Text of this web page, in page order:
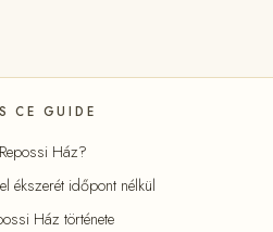
CE GUIDE
Ház?
ékszerét időpont nélkül
Ház története